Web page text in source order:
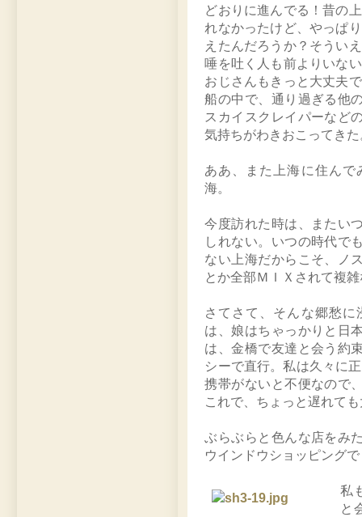
どおりに進んでる！昔の
れなかったけど、やっぱ
えたんだろうか？そうい
唾を吐く人も前よりいな
おじさんもきっと大丈夫
船の中で、通り過ぎる他
スカイスクレイパーなど
気持ちがわきおこってき
ああ、また上海に住んで
海。
今度訪れた時は、またい
しれない。いつの時代で
ない上海だからこそ、ノ
とか全部ＭＩＸされて複
さてさて、そんな郷愁
は、娘はちゃっかりと日
は、金橋で友達と会う約
シーで直行。私は久々に
携帯がないと不便なので
これで、ちょっと遅れて
ぶらぶらと色んな店をみ
ウインドウショッピング
私
と